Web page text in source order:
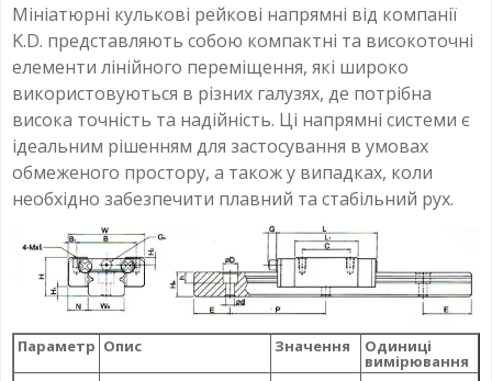
Мініатюрні кулькові рейкові напрямні від компанії
K.D. представляють собою компактні та високоточні
елементи лінійного переміщення, які широко
використовуються в різних галузях, де потрібна
висока точність та надійність. Ці напрямні системи є
ідеальним рішенням для застосування в умовах
обмеженого простору, а також у випадках, коли
необхідно забезпечити плавний та стабільний рух.
Параметр Опис Значення Одиниці
вимірювання